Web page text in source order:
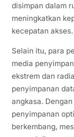
disimpan dalam
meningkatkan
kecepatan akses.
Selain itu, para
media
ekstrem dan
penyimpanan
angkasa.
penyimpanan
berkembang,